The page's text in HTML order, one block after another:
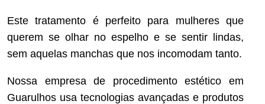
Este tratamento é perfeito para mulheres que
querem se olhar no espelho e se sentir lindas,
sem aquelas manchas que nos incomodam tanto.
Nossa empresa de procedimento estético em
Guarulhos usa tecnologias avançadas e produtos